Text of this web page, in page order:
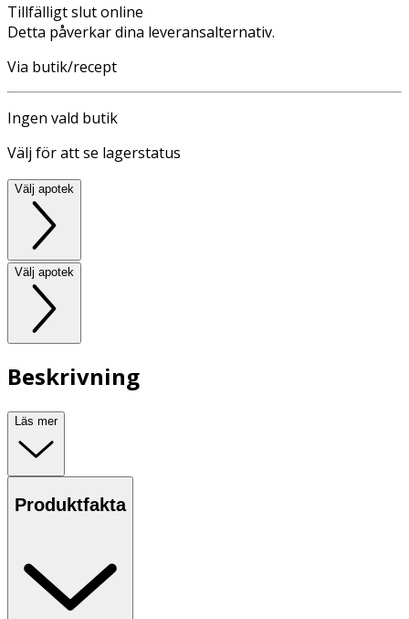
Tillfälligt slut online
Detta påverkar dina leveransalternativ.
Via butik/recept
Ingen vald butik
Välj för att se lagerstatus
Välj apotek
Välj apotek
Beskrivning
Läs mer
Produktfakta